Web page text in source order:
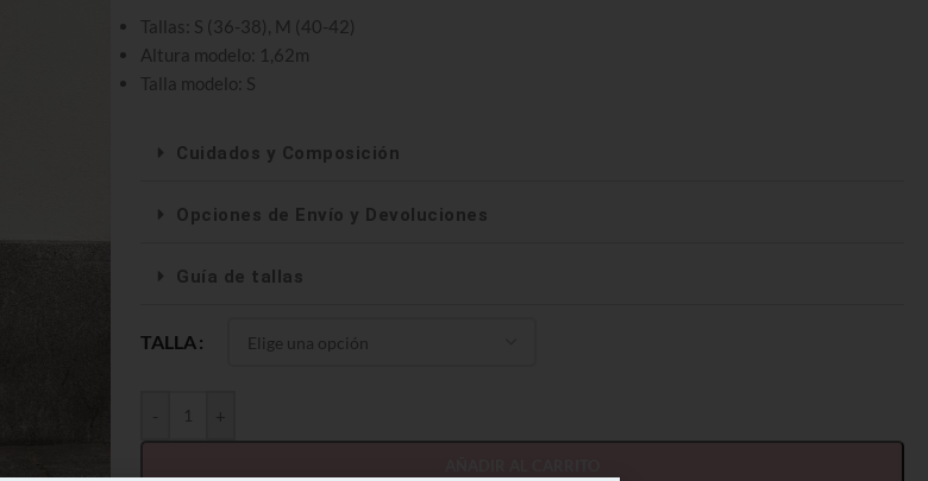
Tallas: S (36-38), M (40-42)
Altura modelo: 1,62m
Talla modelo: S
Cuidados y Composición
Opciones de Envío y Devoluciones
Guía de tallas
TALLA
+